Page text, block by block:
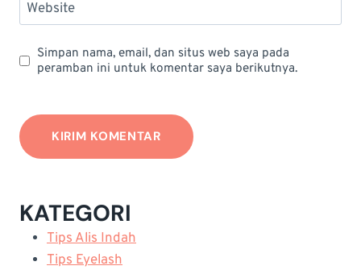
Website
Simpan nama, email, dan situs web saya pada
peramban ini untuk komentar saya berikutnya.
KATEGORI
Tips Alis Indah
Tips Eyelash